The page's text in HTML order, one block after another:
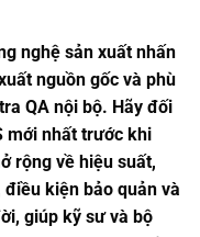
nghệ sản xuất nhấn
nguồn gốc và phù
QA nội bộ. Hãy đối
mới nhất trước khi
rộng về hiệu suất,
kiện bảo quản và
giúp kỹ sư và bộ